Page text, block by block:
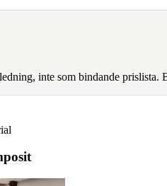
inte som bindande